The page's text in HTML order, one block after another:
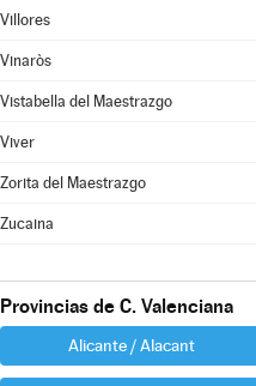
Villores
Vinaròs
Vistabella del Maestrazgo
Viver
Zorita del Maestrazgo
Zucaina
Provincias de C. Valenciana
Alicante / Alacant